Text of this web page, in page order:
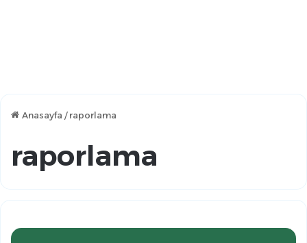
Anasayfa / raporlama
raporlama